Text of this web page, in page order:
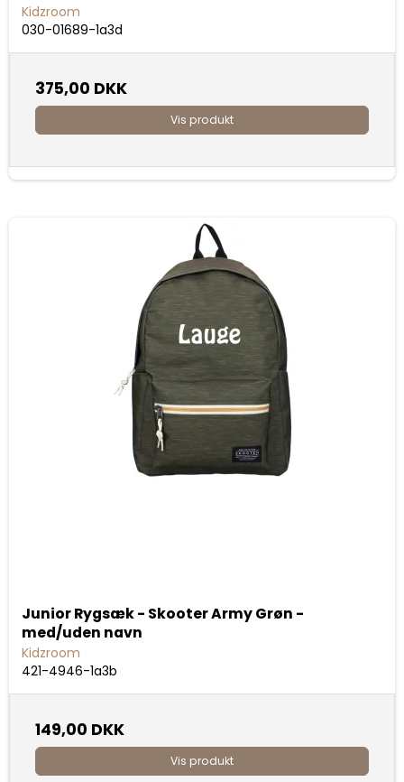
Kidzroom
030-01689-1a3d
375,00 DKK
Vis produkt
Junior Rygsæk - Skooter Army Grøn -
med/uden navn
Kidzroom
421-4946-1a3b
149,00 DKK
Vis produkt